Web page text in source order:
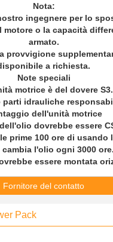
Nota:
ingegnere per lo
motore o la capacità
armato.
provvigione
a richiesta.
Note speciali
motrice è del dovere S3.
parti idrauliche
dell'unità motrice
dovrebbe essere
prime 100 ore di usando
l'olio ogni 3000 ore.
essere montata
Fornitore del contatto
Pack